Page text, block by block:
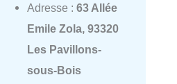
Adresse : 63 Allée
Emile Zola, 93320
Les Pavillons-
sous-Bois